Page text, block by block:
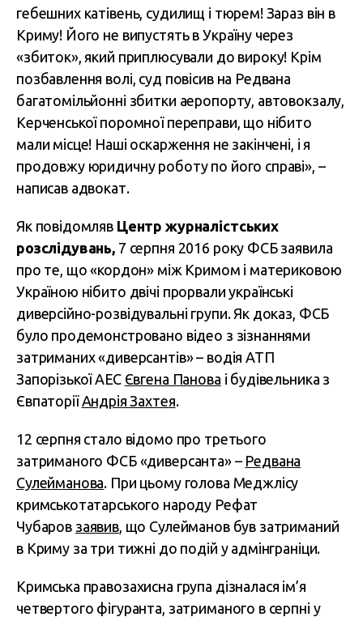
гебешних катівень, судилищ і тюрем! Зараз він в
Криму! Його не випустять в Україну через
«збиток», який приплюсували до вироку! Крім
позбавлення волі, суд повісив на Редвана
багатомільйонні збитки аеропорту, автовокзалу,
Керченської поромної переправи, що нібито
мали місце! Наші оскарження не закінчені, і я
продовжу юридичну роботу по його справі», –
написав адвокат.
Як повідомляв Центр журналістських
розслідувань, 7 серпня 2016 року ФСБ заявила
про те, що «кордон» між Кримом і материковою
Україною нібито двічі прорвали українські
диверсійно-розвідувальні групи. Як доказ, ФСБ
було продемонстровано відео з зізнаннями
затриманих «диверсантів» – водія АТП
Запорізької АЕС Євгена Панова і будівельника з
ЄвпаторіїАндрія Захтея.
12 серпня стало відомо про третього
затриманого ФСБ «диверсанта» – Редвана
Сулейманова. При цьому голова Меджлісу
кримськотатарського народу Рефат
Чубаров заявив, що Сулейманов був затриманий
в Криму за три тижні до подій у адмінграніци.
Кримська правозахисна група дізналася ім’я
четвертого фігуранта, затриманого в серпні у